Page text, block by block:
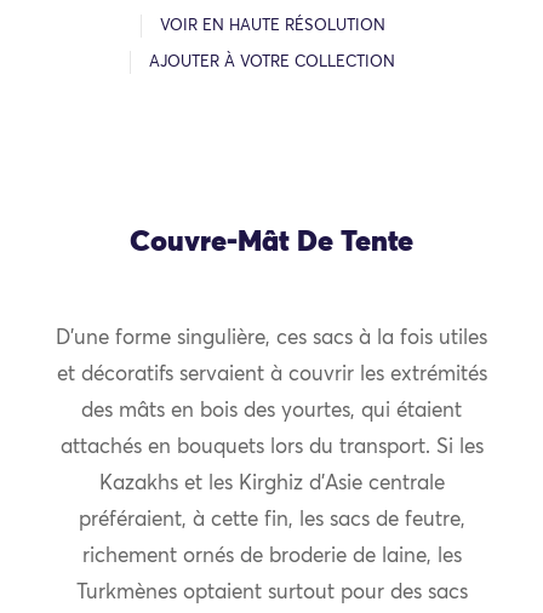
VOIR EN HAUTE RÉSOLUTION
AJOUTER À VOTRE COLLECTION
Couvre-Mât De Tente
D’une forme singulière, ces sacs à la fois utiles
et décoratifs servaient à couvrir les extrémités
des mâts en bois des yourtes, qui étaient
attachés en bouquets lors du transport. Si les
Kazakhs et les Kirghiz d’Asie centrale
préféraient, à cette fin, les sacs de feutre,
richement ornés de broderie de laine, les
Turkmènes optaient surtout pour des sacs